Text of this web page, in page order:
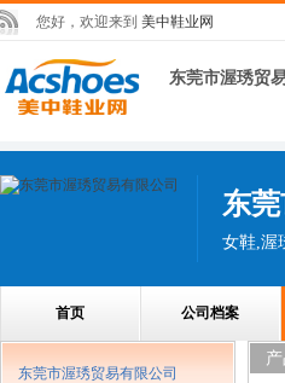
您好，欢迎来到 美中鞋业网
东莞市渥琇贸
东
女鞋,渥
首页 公司档案
东莞市渥琇贸易有限公司